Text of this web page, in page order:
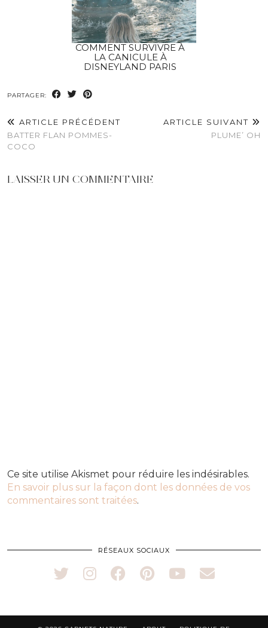
COMMENT SURVIVRE À
LA CANICULE À
DISNEYLAND PARIS
PARTAGER:
ARTICLE PRÉCÉDENT
BATTER FLAN POMMES-
COCO
ARTICLE SUIVANT
PLUME’ OH
LAISSER UN COMMENTAIRE
Ce site utilise Akismet pour réduire les indésirables.
En savoir plus sur la façon dont les données de vos
commentaires sont traitées.
RÉSEAUX SOCIAUX